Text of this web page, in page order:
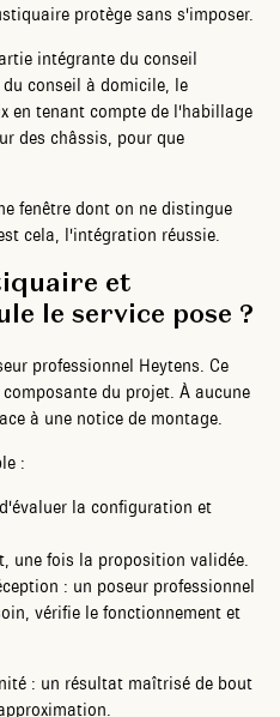
protège sans s'imposer.
intégrante du conseil
conseil à domicile, le
en tenant compte de l'habillage
des châssis, pour que
fenêtre dont on ne distingue
cela, l'intégration réussie.
et
le service pose ?
professionnel Heytens. Ce
du projet. À aucune
à une notice de montage.
:
la configuration et
une fois la proposition validée.
: un poseur professionnel
vérifie le fonctionnement et
: un résultat maîtrisé de bout